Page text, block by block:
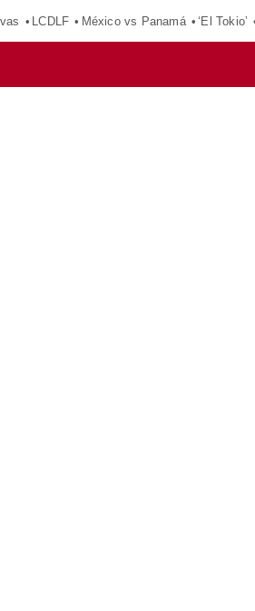
LCDLF México vs Panamá ‘El Tokio’